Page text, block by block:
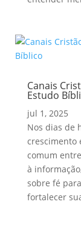
Canais
Estudo
jul 1, 2025
Nos dias de
crescimento
comum
à
sobre fé
fortalecer